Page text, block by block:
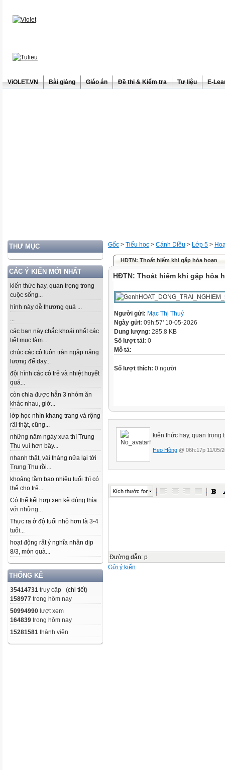
ViOLET.VN Bài giảng Giáo án Đề thi & Kiểm tra Tư liệu E-
THƯ MỤC
CÁC Ý KIẾN MỚI NHẤT
kiến thức hay, quan trọng trong
cuộc sống...
hình này dễ thương quá ...
...
các bạn này chắc khoái nhất các
tiết mục làm...
chúc các cô luôn tràn ngập năng
lượng để dạy...
đội hình các cô trẻ và nhiệt huyết
quá...
còn chia được hẳn 3 nhóm ăn
khác nhau, giờ...
lớp học nhìn khang trang và rộng
rãi thật, cũng...
những năm ngày xưa thì Trung
Thu vui hơn bây...
nhanh thật, vài tháng nữa lại tới
Trung Thu rồi...
khoảng tầm bao nhiêu tuổi thì có
thể cho trẻ...
Có thể kết hợp xen kẽ dùng thìa
với những...
Thực ra ở độ tuổi nhỏ hơn là 3-4
tuổi...
hoạt động rất ý nghĩa nhân dịp
8/3, món quà...
THỐNG KÊ
35414731 truy cập (chi tiết)
158977 trong hôm nay
50994990 lượt xem
164839 trong hôm nay
15281581 thành viên
Gốc > Tiểu học > Cánh Diều > Lớp 5 >
HĐTN: Thoát hiểm khi gặp hỏa hoạn
HĐTN: Thoát hiểm khi gặp hỏa
Người gửi: Mạc Thị Thuý
Ngày gửi: 09h:57' 10-05-2026
Dung lượng: 285.8 KB
Số lượt tải: 0
Mô tả:
Số lượt thích: 0 người
kiến thức hay, quan trọng
Heo Hồng @ 06h:17p 11/05/
Kích thước font
Đường dẫn: p
Gửi ý kiến